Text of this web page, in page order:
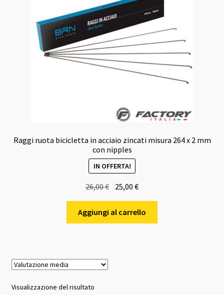
Raggi ruota bicicletta in acciaio zincati misura 264 x 2 mm
con nipples
IN OFFERTA!
26,00€
originale
era:
25,00€Il
attuale
è:
Aggiungi al carrello
Visualizzazione del risultato